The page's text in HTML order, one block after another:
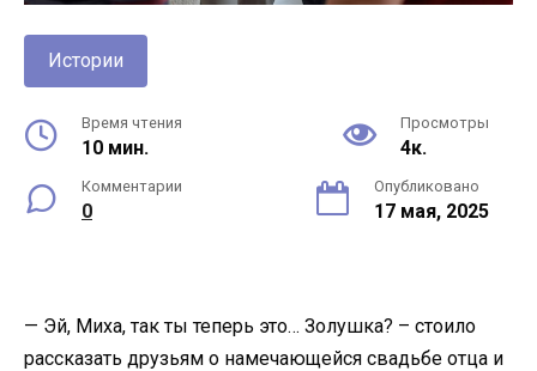
Истории
Время чтения
10 мин.
Просмотры
4к.
Комментарии
0
Опубликовано
17 мая, 2025
— Эй, Миха, так ты теперь это… Золушка? – стоило
рассказать друзьям о намечающейся свадьбе отца и